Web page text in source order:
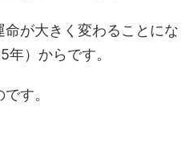
が大きく変わることにな
）からです。
す。